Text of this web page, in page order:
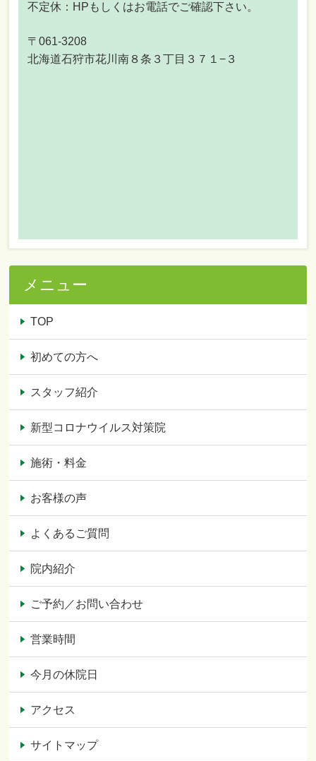
不定休：HPもしくはお電話でご確認下さい。
〒061-3208
北海道石狩市花川南８条３丁目３７１−３
メニュー
TOP
初めての方へ
スタッフ紹介
新型コロナウイルス対策院
施術・料金
お客様の声
よくあるご質問
院内紹介
ご予約／お問い合わせ
営業時間
今月の休院日
アクセス
サイトマップ